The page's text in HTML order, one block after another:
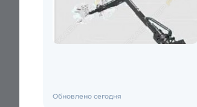
Обновлено сегодня